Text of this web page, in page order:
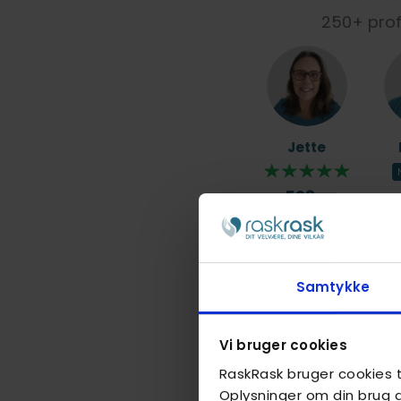
Samtykke
Vi bruger cookies
RaskRask bruger
Oplysninger om din brug
250+
Jette
598,-
Mike A
558,-